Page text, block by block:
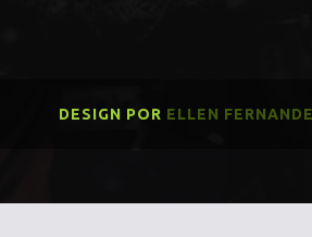
DESIGN POR ELLEN